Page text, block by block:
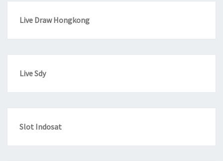
Live Draw Hongkong
Live Sdy
Slot Indosat